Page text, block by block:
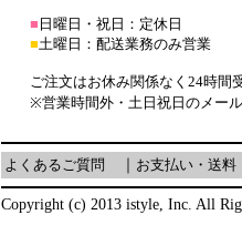
■ 日曜日・祝日：定休日
■土曜日：配送業務のみ営業
ご注文はお休み関係なく24時間
※営業時間外・土日祝日のメー
よくあるご質問 お支払い・送料
Copyright (c) 2013 istyle, Inc. All